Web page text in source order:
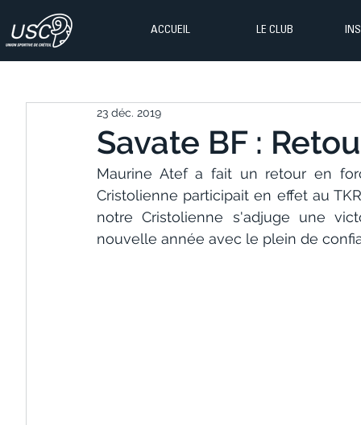
ACCUEIL LE CLUB
Savate BF :
23 déc. 2019
Maurine Atef a fait un retour en
Cristolienne participait en effet au
notre Cristolienne s'adjuge une
nouvelle année avec le plein de